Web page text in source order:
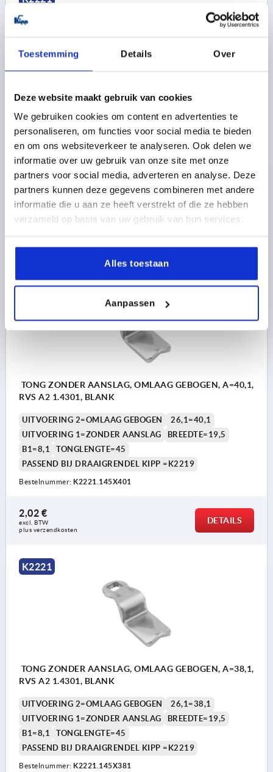
Toestemming Details Over
Deze website maakt gebruik van cookies
We gebruiken cookies om content en advertenties te
personaliseren, om functies voor social media te bieden
en om ons websiteverkeer te analyseren. Ook delen we
informatie over uw gebruik van onze site met onze
partners voor social media, adverteren en analyse. Deze
partners kunnen deze gegevens combineren met andere
informatie die u aan ze heeft verstrekt of die ze hebben
verzameld op basis van uw gebruik van hun services.
Alles toestaan
Aanpassen
TONG ZONDER AANSLAG, OMLAAG GEBOGEN, A=42,1,
RVS A2 1.4301, BLANK
UITVOERING 2=OMLAAG GEBOGEN
26,1=42,1
UITVOERING 1=ZONDER AANSLAG
BREEDTE=19,5
B1=8,1
TONGLENGTE=45
PASSEND BIJ DRAAIGRENDEL KIPP =K2219
K2221.145X421
plus verzendkosten
K2221
TONG ZONDER AANSLAG, OMLAAG GEBOGEN, A=40,1,
RVS A2 1.4301, BLANK
UITVOERING 2=OMLAAG GEBOGEN
26,1=40,1
UITVOERING 1=ZONDER AANSLAG
BREEDTE=19,5
B1=8,1
TONGLENGTE=45
PASSEND BIJ DRAAIGRENDEL KIPP =K2219
Bestelnummer: K2221.145X401
2,02 €
excl. BTW
plus verzendkosten
DETAILS
K2221
TONG ZONDER AANSLAG, OMLAAG GEBOGEN, A=38,1,
RVS A2 1.4301, BLANK
UITVOERING 2=OMLAAG GEBOGEN
26,1=38,1
UITVOERING 1=ZONDER AANSLAG
BREEDTE=19,5
B1=8,1
TONGLENGTE=45
PASSEND BIJ DRAAIGRENDEL KIPP =K2219
Bestelnummer: K2221.145X381